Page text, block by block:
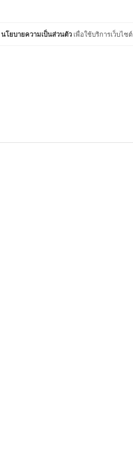
นโยบายความเป็นส่วนตัว เพื่อใช้บริการเว็บไซต์